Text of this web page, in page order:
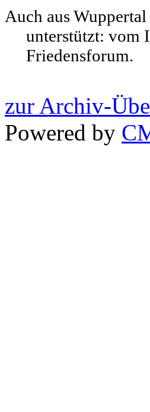
Auch aus
unterstützt: vom
Friedensforum.
zur Archiv-
Powered by